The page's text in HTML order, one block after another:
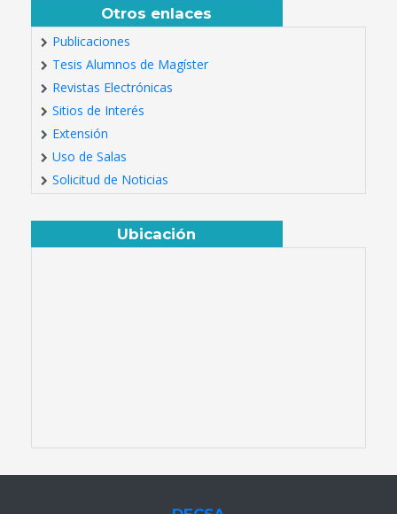
Otros enlaces
Publicaciones
Tesis Alumnos de Magíster
Revistas Electrónicas
Sitios de Interés
Extensión
Uso de Salas
Solicitud de Noticias
Ubicación